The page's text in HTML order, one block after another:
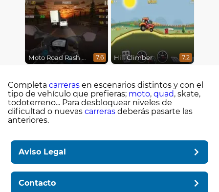
7.6 Hill Climber 7.2
Completa carreras en escenarios distintos y con el
tipo de vehículo que prefieras; moto, quad, skate,
todoterreno... Para desbloquear niveles de
dificultad o nuevas carreras deberás pasarte las
anteriores.
Aviso Legal
Contacto